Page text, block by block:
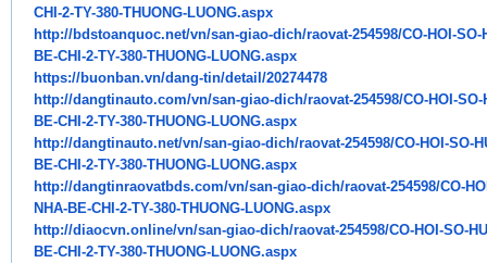
CHI-2-TY-380-THUONG-LUONG.aspx
http://bdstoanquoc.net/vn/san-giao-dich/raovat-254598/CO-HOI-SO-
BE-CHI-2-TY-380-THUONG-LUONG.aspx
https://buonban.vn/dang-tin/detail/20274478
http://dangtinauto.com/vn/san-giao-dich/raovat-254598/CO-HOI-SO-
BE-CHI-2-TY-380-THUONG-LUONG.aspx
http://dangtinauto.net/vn/san-giao-dich/raovat-254598/CO-HOI-SO-
BE-CHI-2-TY-380-THUONG-LUONG.aspx
http://dangtinraovatbds.com/vn/san-giao-dich/raovat-254598/CO-
NHA-BE-CHI-2-TY-380-THUONG-LUONG.aspx
http://diaocvn.online/vn/san-giao-dich/raovat-254598/CO-HOI-SO-
BE-CHI-2-TY-380-THUONG-LUONG.aspx